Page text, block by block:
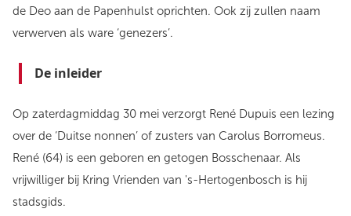
de Deo aan de Papenhulst oprichten. Ook zij zullen naam
verwerven als ware ‘genezers’.
De inleider
Op zaterdagmiddag 30 mei verzorgt René Dupuis een lezing
over de ‘Duitse nonnen’ of zusters van Carolus Borromeus.
René (64) is een geboren en getogen Bosschenaar. Als
vrijwilliger bij Kring Vrienden van 's-Hertogenbosch is hij
stadsgids.